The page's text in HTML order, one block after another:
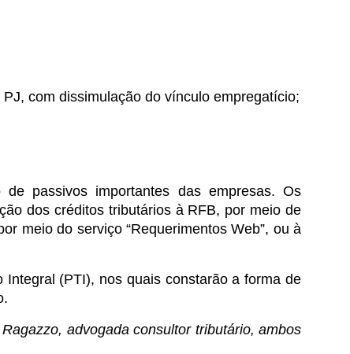
com dissimulação do vínculo empregatício;
passivos importantes das empresas. Os
dos créditos tributários à RFB, por meio de
meio do serviço “Requerimentos Web”, ou à
(PTI), nos quais constarão a forma de
advogada consultor tributário, ambos